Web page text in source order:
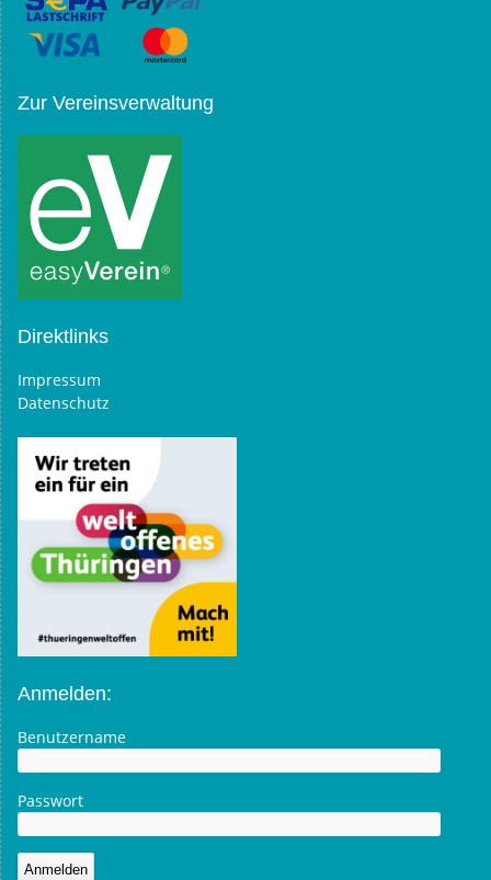
Zur Vereinsverwaltung
Direktlinks
Impressum
Datenschutz
Anmelden:
Benutzername
Passwort